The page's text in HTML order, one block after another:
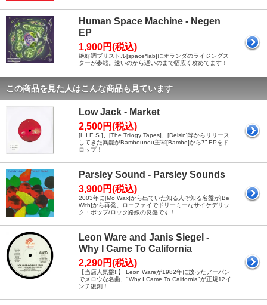
Human Space Machine - Negen
EP
1,900円(税込)
絶好調ブリストル[space*lab]にオランダのライジングス
ターが参戦。速いのから遅いのまで幅広く攻めてます！
この商品を見た人はこんな商品も見ています
Low Jack - Market
2,500円(税込)
[L.I.E.S.]、[The Trilogy Tapes]、[Delsin]等からリリース
してきた異能がBambounou主宰[Bambe]から7” EPをド
ロップ！
Parsley Sound - Parsley Sounds
3,900円(税込)
2003年に[Mo Wax]から出ていた知る人ぞ知る名盤が[Be
With]から再発。ローファイでドリーミーなサイケデリッ
ク・ポップ/ロック路線の良盤です！
Leon Ware and Janis Siegel -
Why I Came To California
2,290円(税込)
【当店人気盤!!】 Leon Wareが1982年に放ったアーバン
でメロウな名曲、"Why I Came To California"が正規12イ
ンチ復刻！